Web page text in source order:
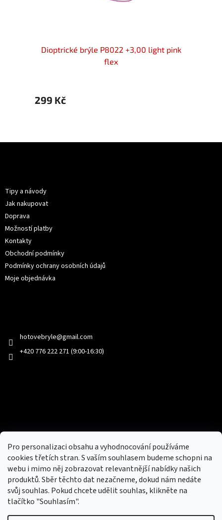
Pro personalizaci obsahu a vyhodnocování používáme
cookies třetích stran. S vaším souhlasem budeme schopni na
webu i mimo něj zobrazovat relevantnější nabídky našich
produktů. Sběr těchto dat nezačneme, dokud nám nedáte
svůj souhlas. Pokud chcete udělit souhlas, klikněte na
tlačítko "Souhlasím".
Dioptrické brýle P8022 +3,00 light pink
flex
299 Kč
Tipy a návody
Jak nakupovat
Doprava
Možností platby
Kontakty
Obchodní podmínky
Podmínky ochrany osobních údajů
Moje objednávka
hotovebryle@gmail.com
+420 776 222 271 (9:00-16:30)
Nový obchod s batohy, cestovními zavazadly, tašky a peněženky